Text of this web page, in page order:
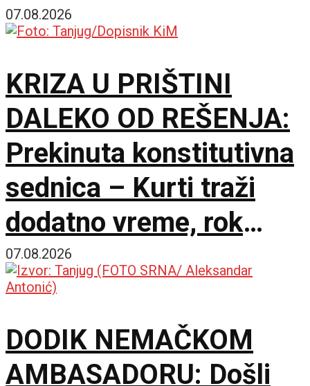
na vozače pred burni
07.08.2026
KRIZA U PRIŠTINI
DALEKO OD REŠENJA:
Prekinuta konstitutivna
sednica – Kurti traži
dodatno vreme, rok
Ustavnog suda ističe
sutra
07.08.2026
DODIK NEMAČKOM
AMBASADORU: Došli